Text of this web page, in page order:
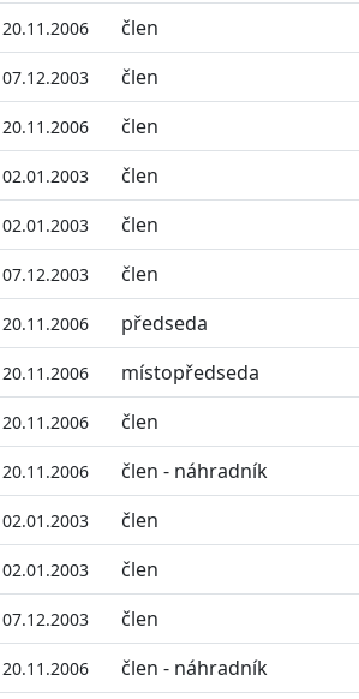
člen
člen
člen
člen
člen
člen
předseda
místopředseda
člen
člen - náhradník
člen
člen
člen
člen - náhradník